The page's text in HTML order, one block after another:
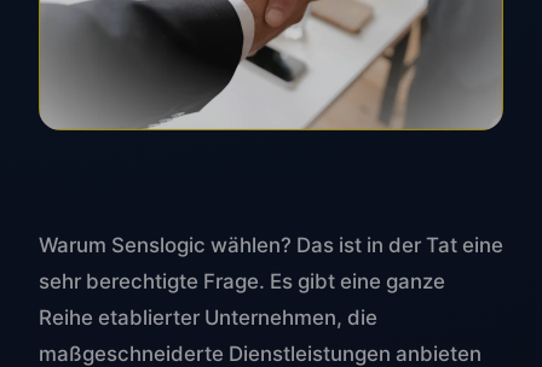
Warum Senslogic wählen? Das ist in der Tat eine
sehr berechtigte Frage. Es gibt eine ganze
Reihe etablierter Unternehmen, die
maßgeschneiderte Dienstleistungen anbieten